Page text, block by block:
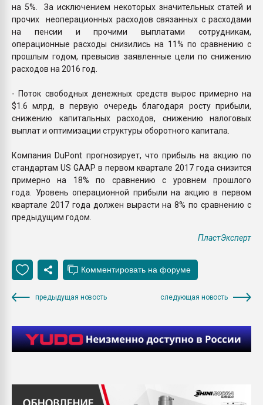
на 5%. За исключением некоторых значительных статей и
прочих неоперационных расходов связанных с расходами
на пенсии и прочими выплатами сотрудникам,
операционные расходы снизились на 11% по сравнению с
прошлым годом, превысив заявленные цели по снижению
расходов на 2016 год.
- Поток свободных денежных средств вырос примерно на
$1.6 млрд, в первую очередь благодаря росту прибыли,
снижению капитальных расходов, снижению налоговых
выплат и оптимизации структуры оборотного капитала.
Компания DuPont прогнозирует, что прибыль на акцию по
стандартам US GAAP в первом квартале 2017 года снизится
примерно на 18% по сравнению с уровнем прошлого
года. Уровень операционной прибыли на акцию в первом
квартале 2017 года должен вырасти на 8% по сравнению с
предыдущим годом.
ПластЭксперт
предыдущая новость следующая новость